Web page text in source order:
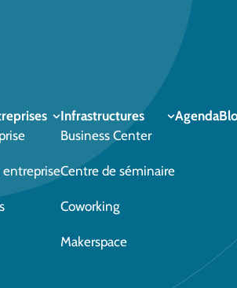
Infrastructures
Business Center
Centre de séminaire
Coworking
Makerspace
Agenda